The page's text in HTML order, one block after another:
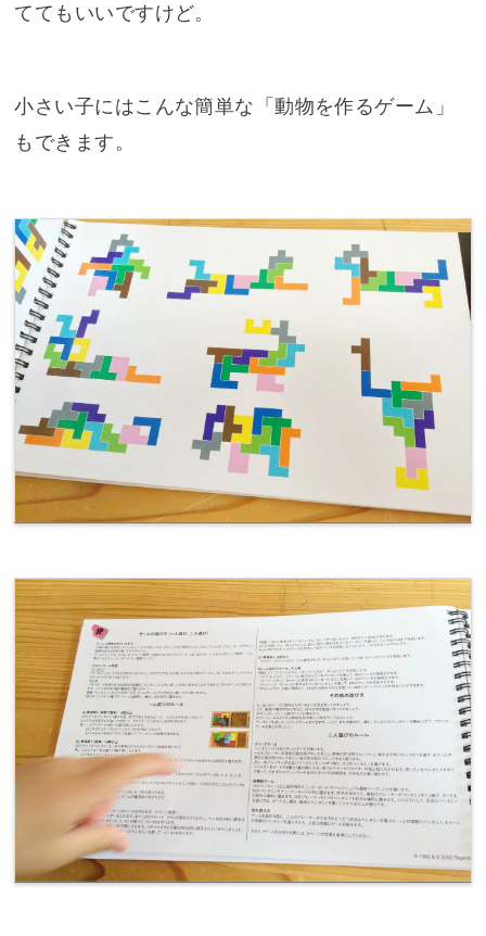
ててもいいですけど。
小さい子にはこんな簡単な「動物を作るゲーム」
もできます。